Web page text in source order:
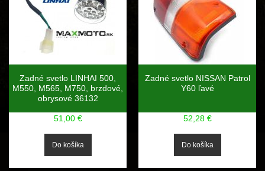
Zadné svetlo LINHAI 500,
M550, M565, M750, brzdové,
obrysové 36132
51,00 €
Zadné svetlo NISSAN Patrol
Y60 ľavé
52,28 €